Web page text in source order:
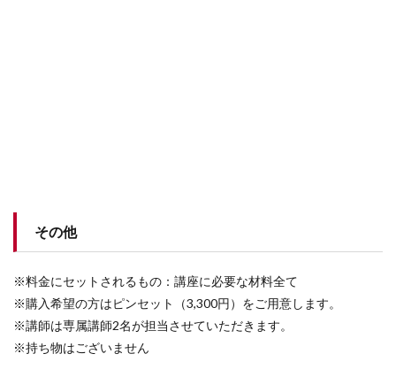
その他
※料金にセットされるもの：講座に必要な材料全て
※購入希望の方はピンセット（3,300円）をご用意します。
※講師は専属講師2名が担当させていただきます。
※持ち物はございません